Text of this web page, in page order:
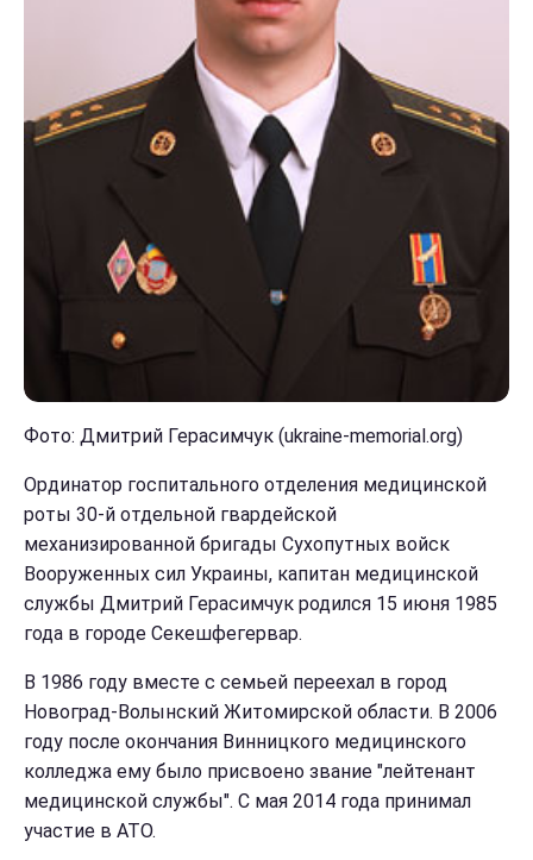
Фото: Дмитрий Герасимчук (ukraine-memorial.org)
Ординатор госпитального отделения медицинской
роты 30-й отдельной гвардейской
механизированной бригады Сухопутных войск
Вооруженных сил Украины, капитан медицинской
службы Дмитрий Герасимчук родился 15 июня 1985
года в городе Секешфегервар.
В 1986 году вместе с семьей переехал в город
Новоград-Волынский Житомирской области. В 2006
году после окончания Винницкого медицинского
колледжа ему было присвоено звание "лейтенант
медицинской службы". С мая 2014 года принимал
участие в АТО.